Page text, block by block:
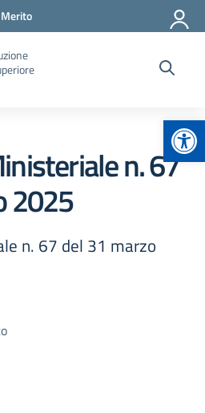
n. 67
2025
n. 67 del 31 marzo